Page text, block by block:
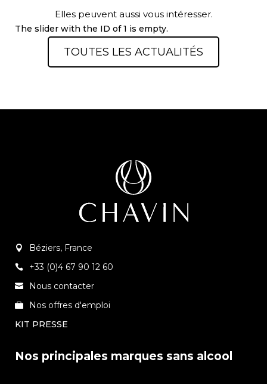
Elles peuvent aussi vous intéresser.
The slider with the ID of 1 is empty.
TOUTES LES ACTUALITÉS
Béziers, France
+33 (0)4 67 90 12 60
Nous contacter
Nos offres d'emploi
KIT PRESSE
Nos principales marques sans alcool